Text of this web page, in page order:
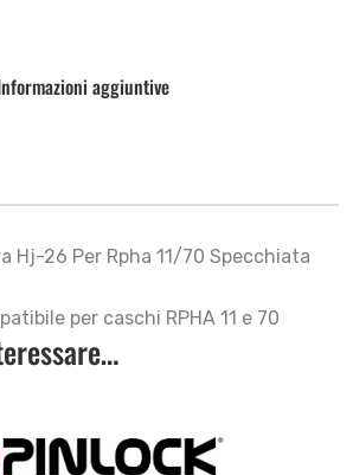
aggiuntive
Hj-26 Per Rpha 11/70 Specchiata
per caschi RPHA 11 e 70